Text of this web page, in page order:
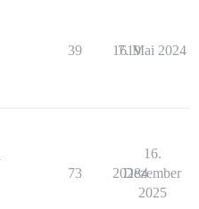
39 1619
7. Mai 2024
73 20284
16.
Dezember
2025